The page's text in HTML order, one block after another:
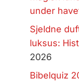
under
Sjeldne
luksus:
2026
Bibelquiz